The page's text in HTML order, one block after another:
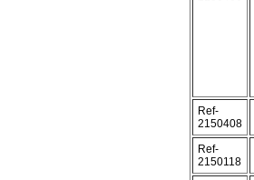
Ref-
2150408
Ref-
2150118